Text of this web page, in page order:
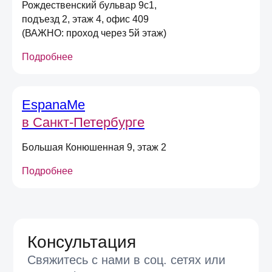
Рождественский бульвар 9с1,
подъезд 2, этаж 4, офис 409
(ВАЖНО: проход через 5й этаж)
Подробнее
EspanaMe
в Санкт-Петербурге
Большая Конюшенная 9, этаж 2
Подробнее
*не действует при оплате в магазине,
долями или сертификатом
Даю согласие на получение
Я согласен на обработку
данных в соответствии
сУсловиями договора оферты